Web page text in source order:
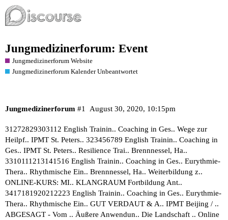
Jungmedizinerforum: Event
Jungmedizinerforum Website
Jungmedizinerforum Kalender Unbeantwortet
Jungmedizinerforum August 30, 2020, 10:15pm
#1
31272829303112 English Trainin.. Coaching in Ges.. Wege zur
Heilpf.. IPMT St. Peters.. 323456789 English Trainin.. Coaching in
Ges.. IPMT St. Peters.. Resilience Trai.. Brennnessel, Ha..
3310111213141516 English Trainin.. Coaching in Ges.. Eurythmie-
Thera.. Rhythmische Ein.. Brennnessel, Ha.. Weiterbildung z..
ONLINE-KURS: MI.. KLANGRAUM Fortbildung Ant..
3417181920212223 English Trainin.. Coaching in Ges.. Eurythmie-
Thera.. Rhythmische Ein.. GUT VERDAUT & A.. IPMT Beijing / ..
ABGESAGT - Vom .. Äußere Anwendun.. Die Landschaft .. Online